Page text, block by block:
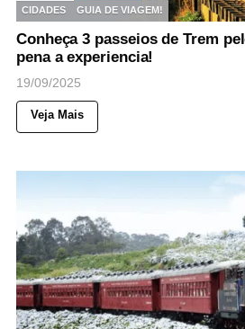
CIDADES
GUIA DE VIAGEM!
Conheça 3 passeios de Trem
pena a experiencia!
19/09/2025
Veja Mais